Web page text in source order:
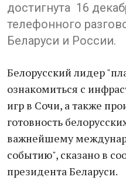
достигнута 16
телефонного
Беларуси и России.
Белорусский лидер
ознакомиться с
игр в Сочи, а также
готовность
важнейшему
событию", сказано в
президента Беларуси.